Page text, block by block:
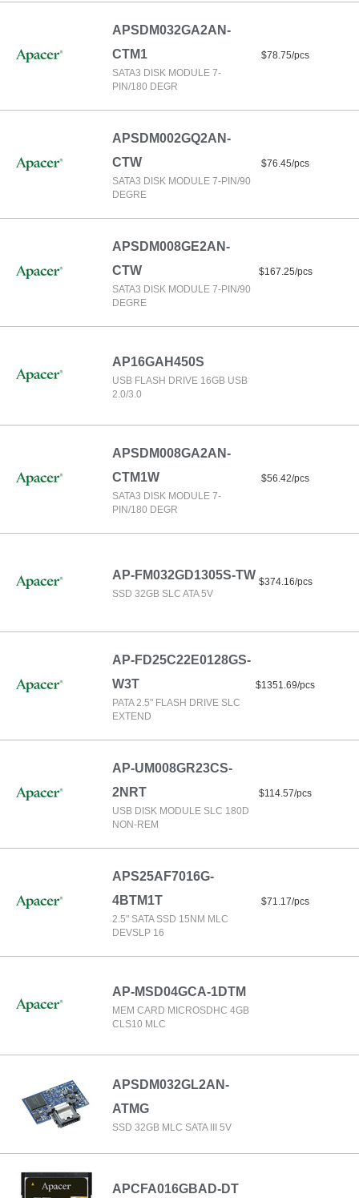
APSDM032GA2AN-
CTM1
SATA3 DISK MODULE 7-
PIN/180 DEGR
$78.75/pcs
APSDM002GQ2AN-
CTW
SATA3 DISK MODULE 7-PIN/90
DEGRE
$76.45/pcs
APSDM008GE2AN-
CTW
SATA3 DISK MODULE 7-PIN/90
DEGRE
$167.25/pcs
AP16GAH450S
USB FLASH DRIVE 16GB USB
2.0/3.0
APSDM008GA2AN-
CTM1W
SATA3 DISK MODULE 7-
PIN/180 DEGR
$56.42/pcs
AP-FM032GD1305S-TW
SSD 32GB SLC ATA 5V
$374.16/pcs
AP-FD25C22E0128GS-
W3T
PATA 2.5" FLASH DRIVE SLC
EXTEND
$1351.69/pcs
AP-UM008GR23CS-
2NRT
USB DISK MODULE SLC 180D
NON-REM
$114.57/pcs
APS25AF7016G-
4BTM1T
2.5" SATA SSD 15NM MLC
DEVSLP 16
$71.17/pcs
AP-MSD04GCA-1DTM
MEM CARD MICROSDHC 4GB
CLS10 MLC
APSDM032GL2AN-
ATMG
SSD 32GB MLC SATA III 5V
APCFA016GBAD-DT